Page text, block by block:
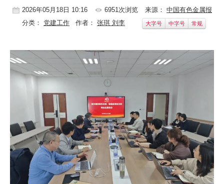
稀有稀土
科技
镁钛
地矿 建设
企业文化
《资源再生》杂志
行情报价
2026年05月18日 10:16 6951次浏览 来源： 中国有色金属报
分类： 党建工作 作者： 张琪 刘李 大字号 中字号 常规